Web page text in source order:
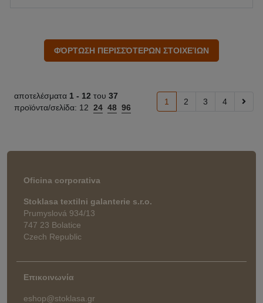
αποτελέσματα 1 - 12 του 37
προϊόντα/σελίδα: 12 24 48 96
1 2 3 4
Oficina corporativa
Stoklasa textilni galanterie s.r.o.
Prumyslová 934/13
747 23 Bolatice
Czech Republic
Επικοινωνία
eshop@stoklasa.gr